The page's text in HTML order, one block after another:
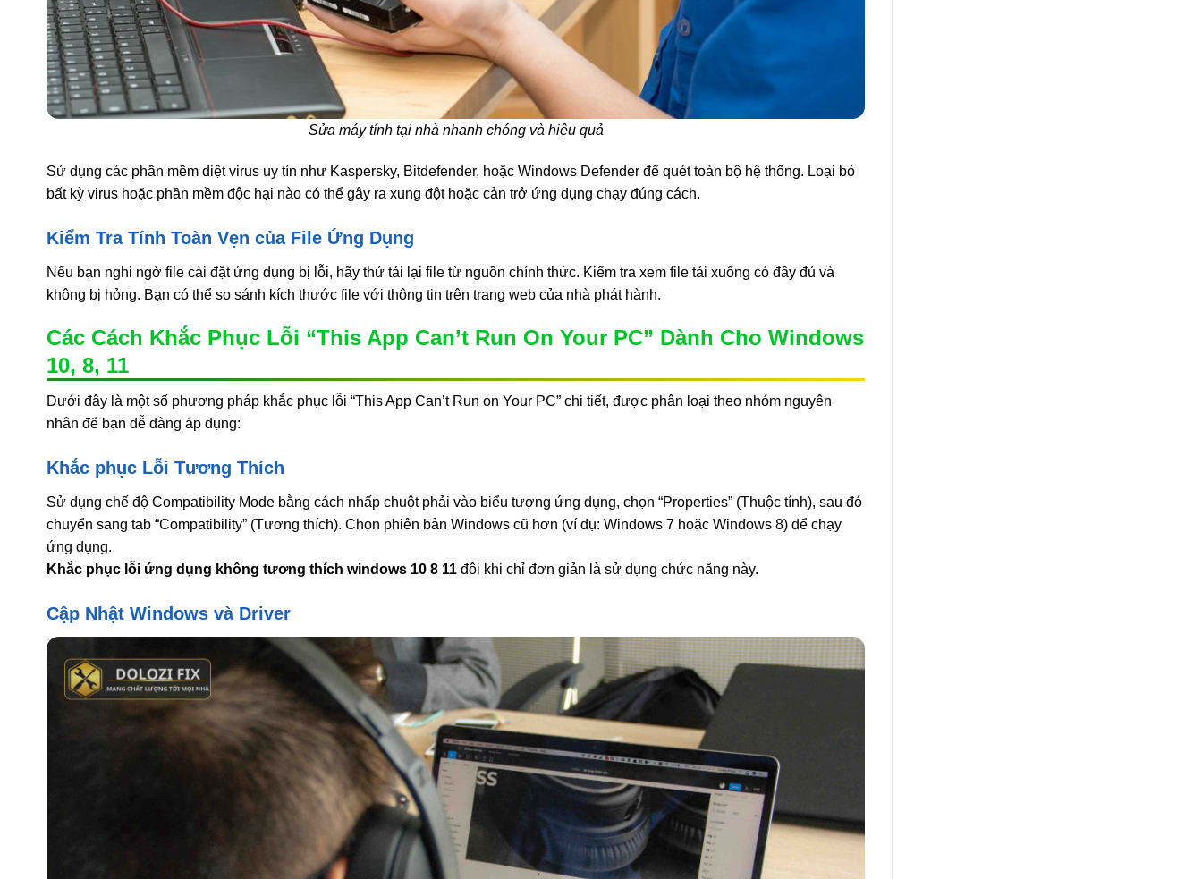
Sửa máy tính tại nhà nhanh chóng và hiệu quả
Sử dụng các phần mềm diệt virus uy tín như Kaspersky, Bitdefender, hoặc Windows Defender để quét toàn bộ hệ thống. Loại bỏ
bất kỳ virus hoặc phần mềm độc hại nào có thể gây ra xung đột hoặc cản trở ứng dụng chạy đúng cách.
Kiểm Tra Tính Toàn Vẹn của File Ứng Dụng
Nếu bạn nghi ngờ file cài đặt ứng dụng bị lỗi, hãy thử tải lại file từ nguồn chính thức. Kiểm tra xem file tải xuống có đầy đủ và
không bị hỏng. Bạn có thể so sánh kích thước file với thông tin trên trang web của nhà phát hành.
Các Cách Khắc Phục Lỗi “This App Can’t Run On Your PC” Dành Cho Windows
10, 8, 11
Dưới đây là một số phương pháp khắc phục lỗi “This App Can’t Run on Your PC” chi tiết, được phân loại theo nhóm nguyên
nhân để bạn dễ dàng áp dụng:
Khắc phục Lỗi Tương Thích
Sử dụng chế độ Compatibility Mode bằng cách nhấp chuột phải vào biểu tượng ứng dụng, chọn “Properties” (Thuộc tính), sau đó
chuyển sang tab “Compatibility” (Tương thích). Chọn phiên bản Windows cũ hơn (ví dụ: Windows 7 hoặc Windows 8) để chạy
ứng dụng.
Khắc phục lỗi ứng dụng không tương thích windows 10 8 11 đôi khi chỉ đơn giản là sử dụng chức năng này.
Cập Nhật Windows và Driver